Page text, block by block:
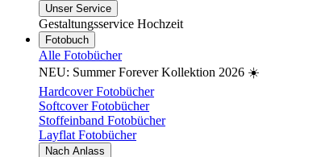
Unser Service
Gestaltungsservice Hochzeit
Fotobuch
Alle Fotobücher
NEU: Summer Forever Kollektion 2026 ☀️
Hardcover Fotobücher
Softcover Fotobücher
Stoffeinband Fotobücher
Layflat Fotobücher
Nach Anlass